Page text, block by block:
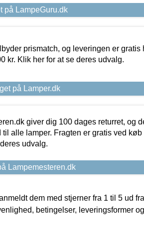
på LampeGuru.dk
prismatch, og leveringen er gratis
kr. Klik her for at se deres udvalg.
på Lamper.dk
giver dig 100 dages returret, og
til alle lamper. Fragten er gratis ved
udvalg.
Lampemesteren.dk
dem med stjerner fra 1 til 5 ud
betingelser, leveringsformer og